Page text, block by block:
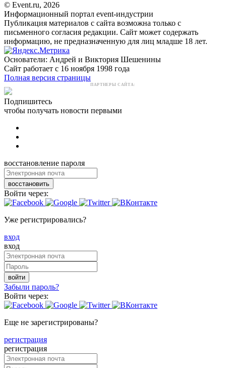
© Event.ru, 2026
Информационный портал event-индустрии
Публикация материалов с сайта возможна только с
письменного согласия редакции. Сайт может содержать
информацию, не предназначенную для лиц младше 18 лет.
Основатели: Андрей и Виктория Шешенины
Сайт работает с 16 ноября 1998 года
Полная версия страницы
ПАРТНЕРЫ САЙТА:
Подпишитесь
чтобы получать новости первыми
восстановление пароля
восстановить
Войти через:
Уже регистрировались?
вход
вход
войти
Забыли пароль?
Войти через:
Еще не зарегистрированы?
регистрация
регистрация